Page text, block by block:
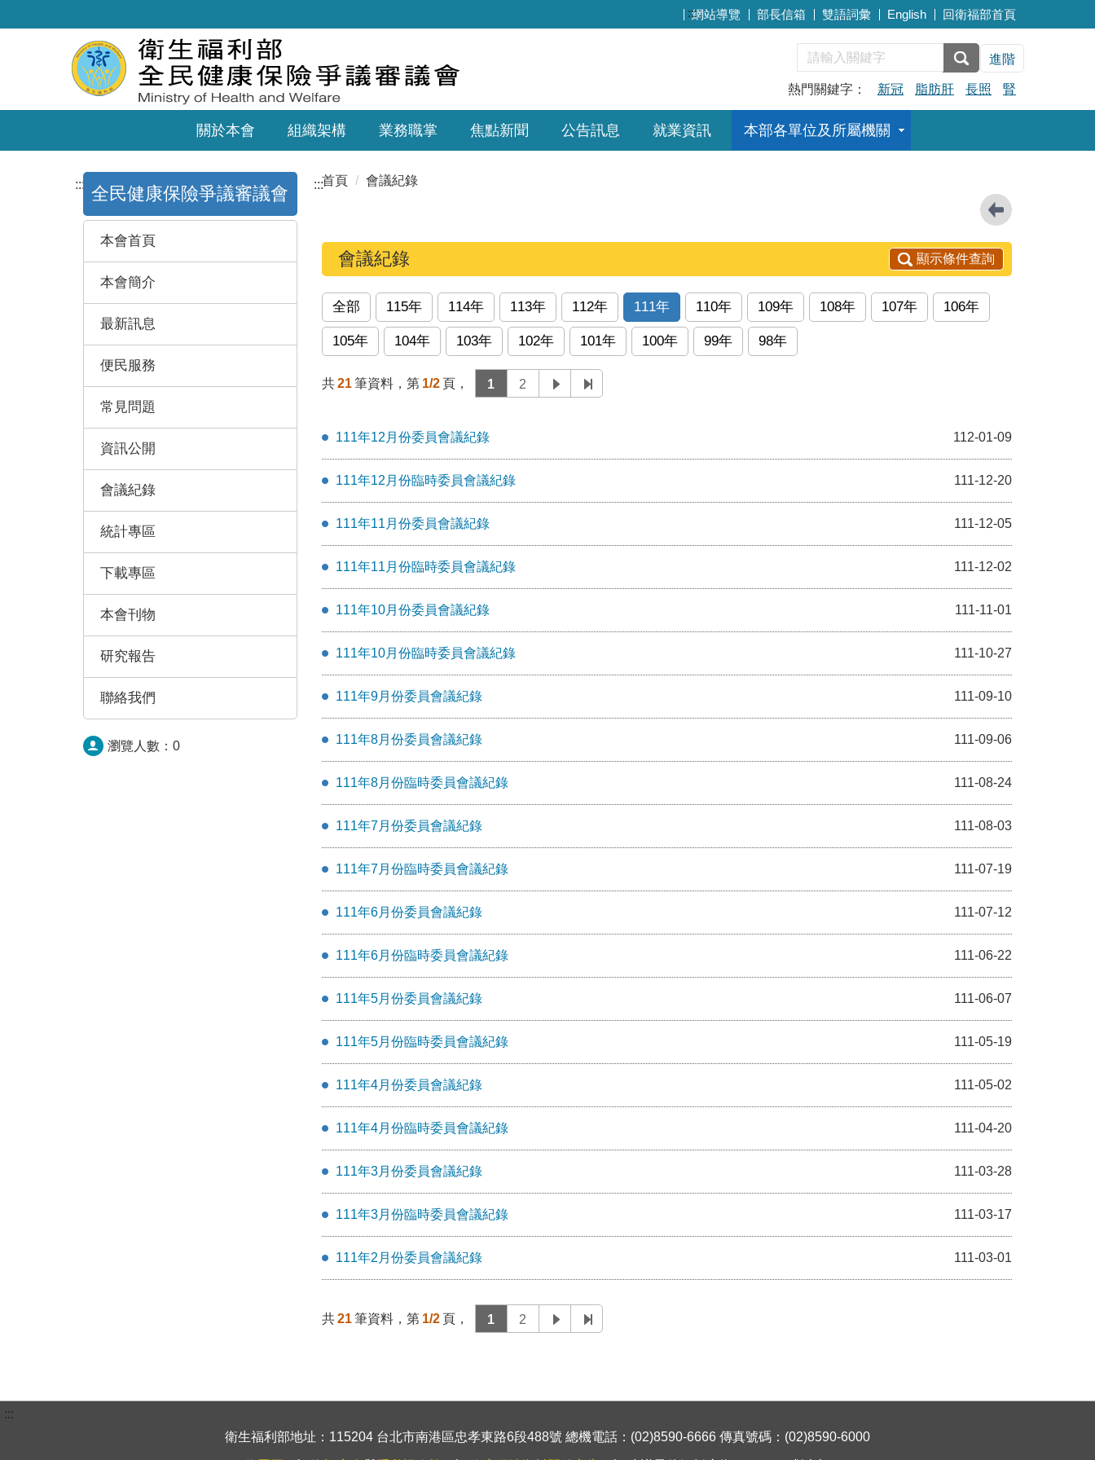
:::網站導覽 部長信箱 雙語詞彙 English 回衛福部首頁
進階
熱門關鍵字： 新冠 脂肪肝 長照 腎
關於本會 組織架構 業務職掌 焦點新聞 公告訊息 就業資訊 本部各單位及所屬機關
::: 全民健康保險爭議審議會
本會首頁
本會簡介
最新訊息
便民服務
常見問題
資訊公開
會議紀錄
統計專區
下載專區
本會刊物
研究報告
聯絡我們
瀏覽人數： 0
:::首頁 會議紀錄
會議紀錄 顯示條件查詢
全部 115年 114年 113年 112年 111年 110年 109年 108年 107年 106年
105年 104年 103年 102年 101年 100年 99年 98年
共 21 筆資料，第 1/2 頁， 1 2
111年12月份委員會議紀錄 112-01-09
111年12⽉份臨時委員會議紀錄 111-12-20
111年11月份委員會議紀錄 111-12-05
111年11⽉份臨時委員會議紀錄 111-12-02
111年10月份委員會議紀錄 111-11-01
111年10⽉份臨時委員會議紀錄 111-10-27
111年9月份委員會議紀錄 111-09-10
111年8月份委員會議紀錄 111-09-06
111年8⽉份臨時委員會議紀錄 111-08-24
111年7月份委員會議紀錄 111-08-03
111年7⽉份臨時委員會議紀錄 111-07-19
111年6月份委員會議紀錄 111-07-12
111年6⽉份臨時委員會議紀錄 111-06-22
111年5月份委員會議紀錄 111-06-07
111年5⽉份臨時委員會議紀錄 111-05-19
111年4月份委員會議紀錄 111-05-02
111年4⽉份臨時委員會議紀錄 111-04-20
111年3月份委員會議紀錄 111-03-28
111年3月份臨時委員會議紀錄 111-03-17
111年2月份委員會議紀錄 111-03-01
共 21 筆資料，第 1/2 頁， 1 2
:::
衛生福利部地址：115204 台北市南港區忠孝東路6段488號 總機電話：(02)8590-6666 傳真號碼：(02)8590-6000